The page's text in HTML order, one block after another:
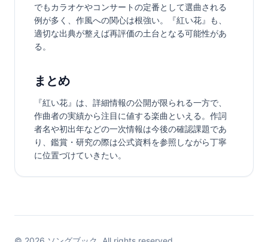
でもカラオケやコンサートの定番として選曲される
例が多く、作風への関心は根強い。『紅い花』も、
適切な出典が整えば再評価の土台となる可能性があ
る。
まとめ
『紅い花』は、詳細情報の公開が限られる一方で、
作曲者の実績から注目に値する楽曲といえる。作詞
者名や初出年などの一次情報は今後の確認課題であ
り、鑑賞・研究の際は公式資料を参照しながら丁寧
に位置づけていきたい。